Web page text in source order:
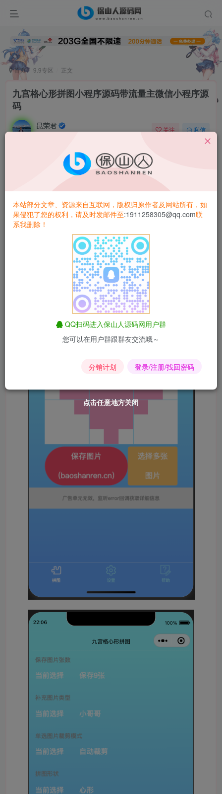
首页 9.9专区 正文
九宫格心形拼图小程序源码带流量主微信小程序源
码
昆荣君
2年前更新
关注 私信
拼图小程序 源码，带流量主微信小程序源码。可
自由填充图片、自由剪裁图片等。并带有流量主广告位，有
需要的可以下载看看。
点击任意地方关闭
点击任意地方关闭
点击任意地方关闭
点击任意地方关闭
点击任意地方关闭
点击任意地方关闭
本站部分文章、资源来自互联网，版权归原作者及网站所有，如
果侵犯了您的权利，请及时发邮件至:1911258305@qq.com联
系我删除！
QQ扫码进入保山人源码网用户群
您可以在用户群跟群友交流哦～
分销计划 登录/注册/找回密码